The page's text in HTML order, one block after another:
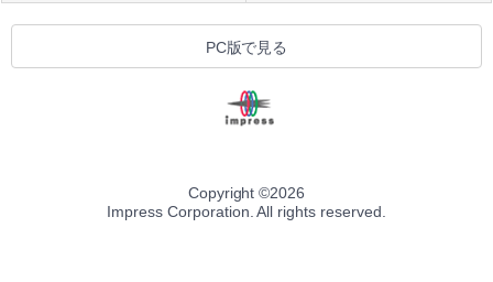
PC版で見る
Copyright ©2026
Impress Corporation. All rights reserved.